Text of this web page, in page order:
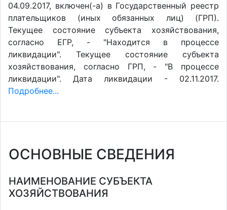
04.09.2017, включен(-a) в Государственный реестр
плательщиков (иных обязанных лиц) (ГРП).
Текущее состояние субъекта хозяйствования,
согласно ЕГР, - "Находится в процессе
ликвидации". Текущее состояние субъекта
хозяйствования, согласно ГРП, - "В процессе
ликвидации". Дата ликвидации - 02.11.2017.
Подробнее...
ОСНОВНЫЕ СВЕДЕНИЯ
НАИМЕНОВАНИЕ СУБЪЕКТА
ХОЗЯЙСТВОВАНИЯ